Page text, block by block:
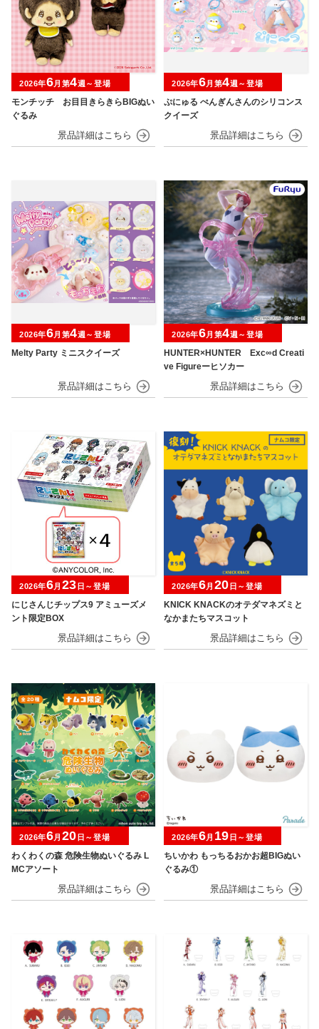
モンチッチ お目目きらきらBIGぬい
ぐるみ
2026年6月第4週～登場
ぷにゅる ぺんぎんさんのシリコンス
クイーズ
2026年6月第4週～登場
Melty Party ミニスクイーズ
2026年6月第4週～登場
HUNTER×HUNTER Exc∞d Creati
ve Figureーヒソカー
2026年6月第4週～登場
にじさんじチップス9 アミューズメ
ント限定BOX
2026年6月 23 日～登場
KNICK KNACKのオテダマネズミと
なかまたちマスコット
2026年6月 20 日～登場
わくわくの森 危険生物ぬいぐるみ L
MCアソート
2026年6月 20 日～登場
ちいかわ もっちるおかお超BIGぬい
ぐるみ①
2026年6月 19 日～登場